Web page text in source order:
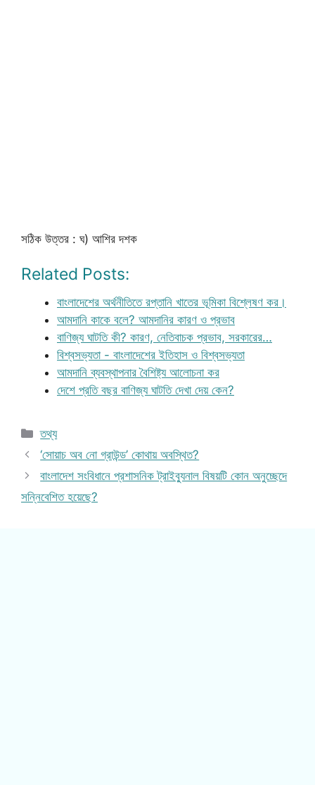
সঠিক উত্তর : ঘ) আশির দশক
Related Posts:
বাংলাদেশের অর্থনীতিতে রপ্তানি খাতের ভূমিকা বিশ্লেষণ কর।
আমদানি কাকে বলে? আমদানির কারণ ও প্রভাব
বাণিজ্য ঘাটতি কী? কারণ, নেতিবাচক প্রভাব, সরকারের…
বিশ্বসভ্যতা - বাংলাদেশের ইতিহাস ও বিশ্বসভ্যতা
আমদানি ব্যবস্থাপনার বৈশিষ্ট্য আলোচনা কর
দেশে প্রতি বছর বাণিজ্য ঘাটতি দেখা দেয় কেন?
Categories
তথ্য
‘সোয়াচ অব নো গ্রাউন্ড’ কোথায় অবস্থিত?
বাংলাদেশ সংবিধানে প্রশাসনিক ট্রাইব্যুনাল বিষয়টি কোন অনুচ্ছেদে
সন্নিবেশিত হয়েছে?